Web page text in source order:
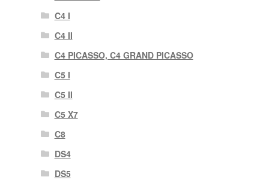
C4 I
C4 II
C4 PICASSO, C4 GRAND PICASSO
C5 I
C5 II
C5 X7
C8
DS4
DS5